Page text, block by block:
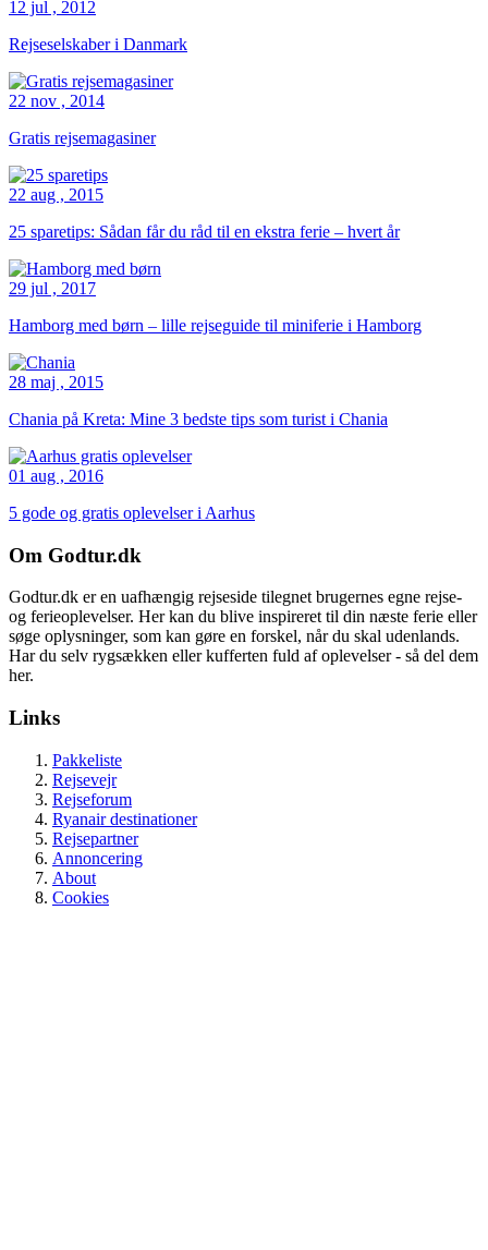
12 jul , 2012
Rejseselskaber i Danmark
22 nov , 2014
Gratis rejsemagasiner
22 aug , 2015
25 sparetips: Sådan får du råd til en ekstra ferie – hvert år
29 jul , 2017
Hamborg med børn – lille rejseguide til miniferie i Hamborg
28 maj , 2015
Chania på Kreta: Mine 3 bedste tips som turist i Chania
01 aug , 2016
5 gode og gratis oplevelser i Aarhus
Om Godtur.dk
Godtur.dk er en uafhængig rejseside tilegnet brugernes egne rejse-
og ferieoplevelser. Her kan du blive inspireret til din næste ferie eller
søge oplysninger, som kan gøre en forskel, når du skal udenlands.
Har du selv rygsækken eller kufferten fuld af oplevelser - så del dem
her.
Links
Pakkeliste
Rejsevejr
Rejseforum
Ryanair destinationer
Rejsepartner
Annoncering
About
Cookies